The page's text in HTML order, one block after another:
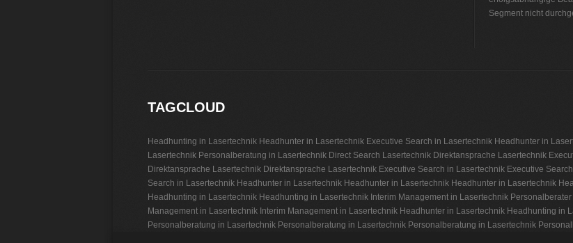
Segment nicht
TAGCLOUD
Headhunting in Lasertechnik Headhunter in Lasertechnik Executive Search in Lasertechnik Headhunter in
Lasertechnik Personalberatung in Lasertechnik Direct Search Lasertechnik Direktansprache Lasertechnik
Direktansprache Lasertechnik Direktansprache Lasertechnik Executive Search in Lasertechnik Executive
Search in Lasertechnik Headhunter in Lasertechnik Headhunter in Lasertechnik Headhunter in Lasertechnik
Headhunting in Lasertechnik Headhunting in Lasertechnik Interim Management in Lasertechnik
Management in Lasertechnik Interim Management in Lasertechnik Headhunter in Lasertechnik Headhunting in
Personalberatung in Lasertechnik Personalberatung in Lasertechnik Personalberatung in Lasertechnik